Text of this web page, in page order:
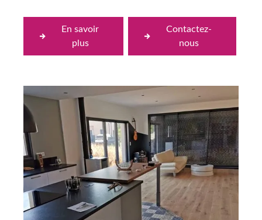
En savoir
plus
Contactez-
nous